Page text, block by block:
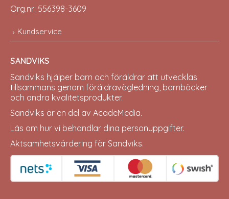
Org.nr: 556398-3609
Kundservice
SANDVIKS
Sandviks hjälper barn och föräldrar att utvecklas
tillsammans genom föräldravägledning, barnböcker
och andra kvalitetsprodukter.
Sandviks är en del av AcadeMedia.
Läs om hur vi behandlar dina personuppgifter.
Aktsamhetsvärdering för Sandviks.